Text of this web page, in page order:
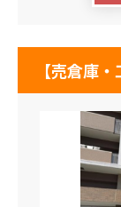
【売倉庫